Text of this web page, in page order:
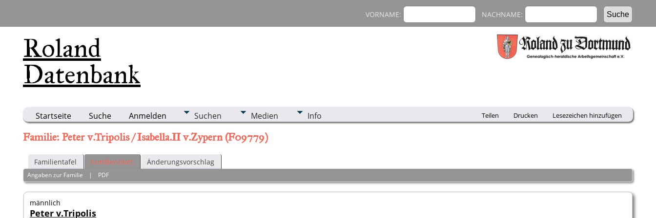
Roland
Datenbank
VORNAME: NACHNAME:
Startseite Suche Anmelden Suchen Medien Info Teilen Drucken Lesezeichen hinzufügen
Familie: Peter v.Tripolis / Isabella.II v.Zypern (F09779)
Familientafel Familienblatt Änderungsvorschlag
Angaben zur Familie | PDF
männlich
Peter v.Tripolis